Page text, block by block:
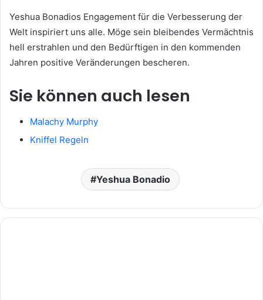
Yeshua Bonadios Engagement für die Verbesserung der
Welt inspiriert uns alle. Möge sein bleibendes Vermächtnis
hell erstrahlen und den Bedürftigen in den kommenden
Jahren positive Veränderungen bescheren.
Sie können auch lesen
Malachy Murphy
Kniffel Regeln
Yeshua Bonadio